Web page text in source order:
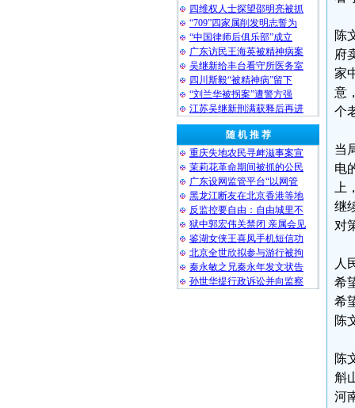
四维权人士探望邵明亮被抓
“709”四家属削发明志誓为
“中国律师后俱乐部”成立
广东访民王海英被精神病案
吴继新给丰台看守所医务室
四川斯毅“被精神病”留下
“刘兰华被拐案”遭警方强
江苏吴继新刑满获释后再进
随 机 推 荐
重庆失地农民寻衅滋事案宣
茉莉花革命期间被抓的公民
广东设网监管平台“以网管
黑龙江断友在北京香港等地
反监控要自由：自由城里不
狱中郭宏伟关禁闭 亲属会见
鉴湖女侠王喜凤手机短信功
北京全世欣拟参与游行被拘
秦永敏之兄秦永年发文状告
孙世华提行政诉讼并向监察
陈
府
家
意
个
当
电
继
对
人
希
希
陈
陈
斛
河